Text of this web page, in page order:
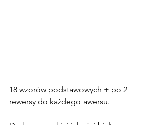
18 wzorów podstawowych + po 2
rewersy do każdego awersu.